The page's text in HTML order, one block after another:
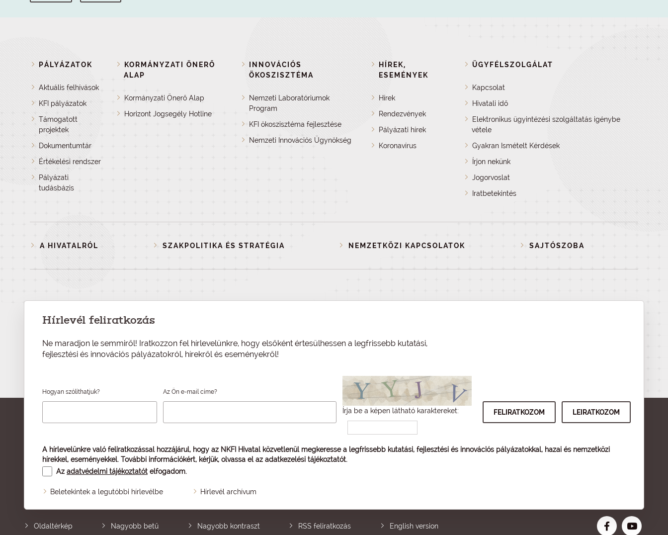
PÁLYÁZATOK
Aktuális felhívások
KFI pályázatok
Támogatott
projektek
Dokumentumtár
Értékelési rendszer
Pályázati
tudásbázis
KORMÁNYZATI ÖNERŐ
ALAP
Kormányzati Önerő Alap
Horizont Jogsegély Hotline
INNOVÁCIÓS
ÖKOSZISZTÉMA
Nemzeti Laboratóriumok
Program
KFI ökoszisztéma fejlesztése
Nemzeti Innovációs Ügynökség
HÍREK,
ESEMÉNYEK
Hírek
Rendezvények
Pályázati hírek
Koronavírus
ÜGYFÉLSZOLGÁLAT
Kapcsolat
Hivatali idő
Elektronikus ügyintézési szolgáltatás igénybe
vétele
Gyakran Ismételt Kérdések
Írjon nekünk
Jogorvoslat
Iratbetekintés
A HIVATALRÓL SZAKPOLITIKA ÉS STRATÉGIA NEMZETKÖZI KAPCSOLATOK SAJTÓSZOBA
Hírlevél feliratkozás
Ne maradjon le semmiről! Iratkozzon fel hírlevelünkre, hogy elsőként értesülhessen a legfrissebb kutatási,
fejlesztési és innovációs pályázatokról, hírekről és eseményekről!
Hogyan szólíthatjuk? Az Ön e-mail címe?
Írja be a képen látható karaktereket:
A hírlevelünkre való feliratkozással hozzájárul, hogy az NKFI Hivatal közvetlenül megkeresse a legfrissebb kutatási, fejlesztési és innovációs pályázatokkal, hazai és nemzetközi
hírekkel, eseményekkel. További információkért, kérjük, olvassa el az adatkezelési tájékoztatót.
Az adatvédelmi tájékoztatót elfogadom.
Beletekintek a legutóbbi hírlevélbe Hírlevél archívum
Oldaltérkép Nagyobb betű Nagyobb kontraszt RSS feliratkozás English version